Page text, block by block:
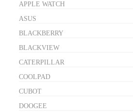
APPLE WATCH
ASUS
BLACKBERRY
BLACKVIEW
CATERPILLAR
COOLPAD
CUBOT
DOOGEE